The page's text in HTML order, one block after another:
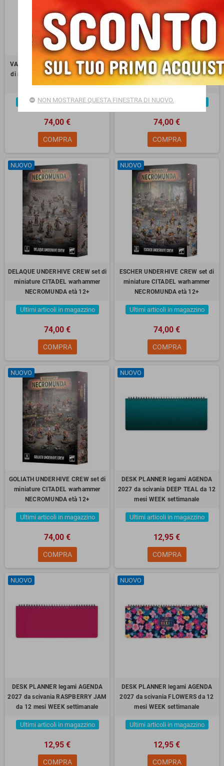
VAN SAAR UNDERHIVE CREW set
di miniature CITADEL warhammer
NECROMUNDA età 12+
Ultimi articoli in magazzino
74,00 €
COMPRA
CAWDOR UNDERHIVE CREW set di
miniature CITADEL warhammer
NECROMUNDA età 12+
Ultimi articoli in magazzino
74,00 €
COMPRA
NUOVO
DELAQUE UNDERHIVE CREW set di
miniature CITADEL warhammer
NECROMUNDA età 12+
Ultimi articoli in magazzino
74,00 €
COMPRA
NUOVO
ESCHER UNDERHIVE CREW set di
miniature CITADEL warhammer
NECROMUNDA età 12+
Ultimi articoli in magazzino
74,00 €
COMPRA
NUOVO
GOLIATH UNDERHIVE CREW set di
miniature CITADEL warhammer
NECROMUNDA età 12+
Ultimi articoli in magazzino
74,00 €
COMPRA
NUOVO
DESK PLANNER legami AGENDA
2027 da scivania DEEP TEAL da 12
mesi WEEK settimanale
Ultimi articoli in magazzino
12,95 €
COMPRA
NUOVO
DESK PLANNER legami AGENDA
2027 da scivania RASPBERRY JAM
da 12 mesi WEEK settimanale
Ultimi articoli in magazzino
12,95 €
COMPRA
NUOVO
DESK PLANNER legami AGENDA
2027 da scivania FLOWERS da 12
mesi WEEK settimanale
Ultimi articoli in magazzino
12,95 €
COMPRA
NON MOSTRARE QUESTA FINESTRA DI NUOVO.